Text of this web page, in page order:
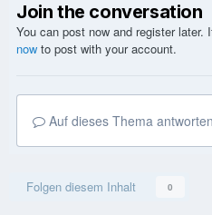
Join the conversation
You can post now and register later.
now to post with your account.
Auf dieses Thema
Folgen diesem Inhalt 0